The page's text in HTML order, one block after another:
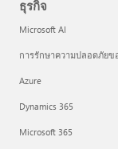
ธุรกิจ
Microsoft AI
การรักษาความปลอดภัยข
Azure
Dynamics 365
Microsoft 365